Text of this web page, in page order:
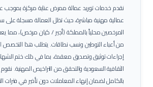
نقدم خدمات توريد عمالةممرض عناية مركزةبموجب
عمالية مهنية مباشرة، حيث تظل العمالة مسجلة على
المرخصين محلياً بالمملكة (أجير / كيان مرخص)، مما
من أعباء التوطين ونسب نطاقات.يتطلب هذا التخصص
إجراءات توثيق وتصديق معقدة، بما في ذلك ختم
الثقافية السعودية والتحقق من التراخيص المهنية. نقوم
بالكامل لضمان إنهاء المعاملات دون تأخير في فترات